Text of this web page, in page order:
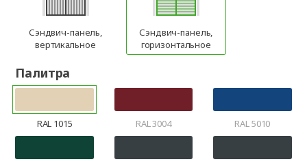
Сэндвич-панель,
вертикальное
Сэндвич-панель,
горизонтальное
Палитра
RAL 1015 RAL 3004 RAL 5010